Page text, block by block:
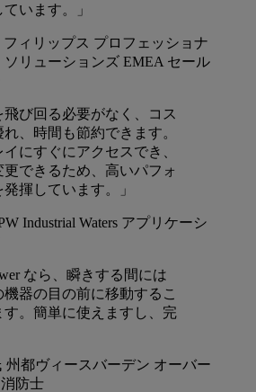
います。」
フィリップス プロフェッショナ
ソリューションズ EMEA セール
飛び回る必要がなく、コス
れ、時間も節約できます。
にすぐにアクセスでき、
できるため、高いパフォ
揮しています。」
Industrial Waters アプリケーシ
なら、瞬きする間には
機器の目の前に移動するこ
す。簡単に使えますし、完
州都ヴィースバーデン オーバー
防士